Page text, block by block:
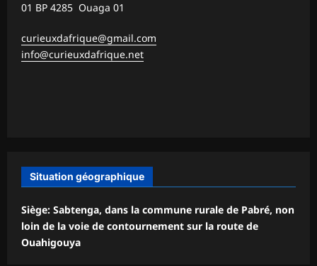
01 BP 4285 Ouaga 01
curieuxdafrique@gmail.com
info@curieuxdafrique.net
Situation géographique
Siège: Sabtenga, dans la commune rurale de Pabré, non
loin de la voie de contournement sur la route de
Ouahigouya